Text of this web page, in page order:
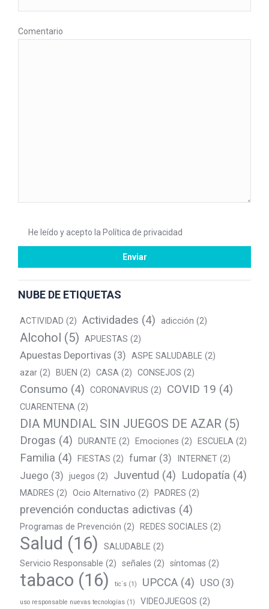
Comentario
He leído y acepto la Política de privacidad
NUBE DE ETIQUETAS
ACTIVIDAD (2) Actividades (4) adicción (2)
Alcohol (5) APUESTAS (2)
Apuestas Deportivas (3) ASPE SALUDABLE (2)
azar (2) BUEN (2) CASA (2) CONSEJOS (2)
Consumo (4) CORONAVIRUS (2) COVID 19 (4)
CUARENTENA (2)
DIA MUNDIAL SIN JUEGOS DE AZAR (5)
Drogas (4) DURANTE (2) Emociones (2) ESCUELA (2)
Familia (4) FIESTAS (2) fumar (3) INTERNET (2)
Juego (3) juegos (2) Juventud (4) Ludopatía (4)
MADRES (2) Ocio Alternativo (2) PADRES (2)
prevención conductas adictivas (4)
Programas de Prevención (2) REDES SOCIALES (2)
Salud (16) SALUDABLE (2)
Servicio Responsable (2) señales (2) síntomas (2)
tabaco (16) tic´s (1) UPCCA (4) USO (3)
uso responsable nuevas tecnologías (1) VIDEOJUEGOS (2)